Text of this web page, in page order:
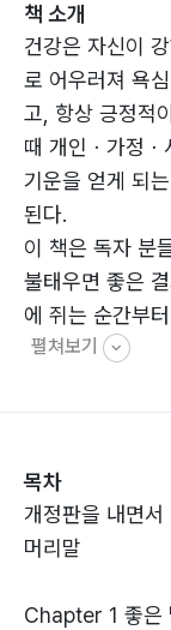
책 소개
건강은 자신이
로 어우러져 욕
고, 항상 긍정적
때 개인ㆍ가정
기운을 얻게 되
된다.
이 책은 독자 분
불태우면 좋은
에 쥐는 순간부
이 생기면서 당
고, 죽고자 하면
펼쳐보기
목차
개정판을 내면서
머리말
Chapter 1 좋은